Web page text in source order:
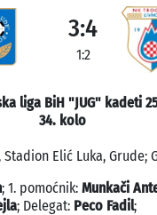
3:4
1:2
liga BiH "JUG" kadeti
34. kolo
Stadion Elić Luka, Grude;
; 1. pomoćnik: Munkači
; Delegat: Peco Fadil;